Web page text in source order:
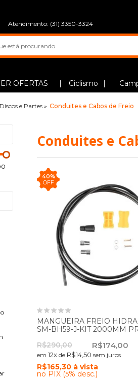
Atendimento: (31) 3350-3324
OFERTAS Ciclismo
e Partes » Conduites e Cabos de Freio
Conduites e
40%
OFF
MANGUEIRA FREIO
SM-BH59-J-KIT 2000MM
R$290,00
R$174,00
em 12xde R$14,50 sem juros
R$165,30à vista
no PIX (5% desc.)